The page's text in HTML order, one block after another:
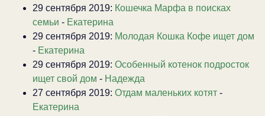
29 сентября 2019: Кошечка Марфа в поисках
семьи - Екатерина
29 сентября 2019: Молодая Кошка Кофе ищет дом
- Екатерина
29 сентября 2019: Особенный котенок подросток
ищет свой дом - Надежда
27 сентября 2019: Отдам маленьких котят -
Екатерина